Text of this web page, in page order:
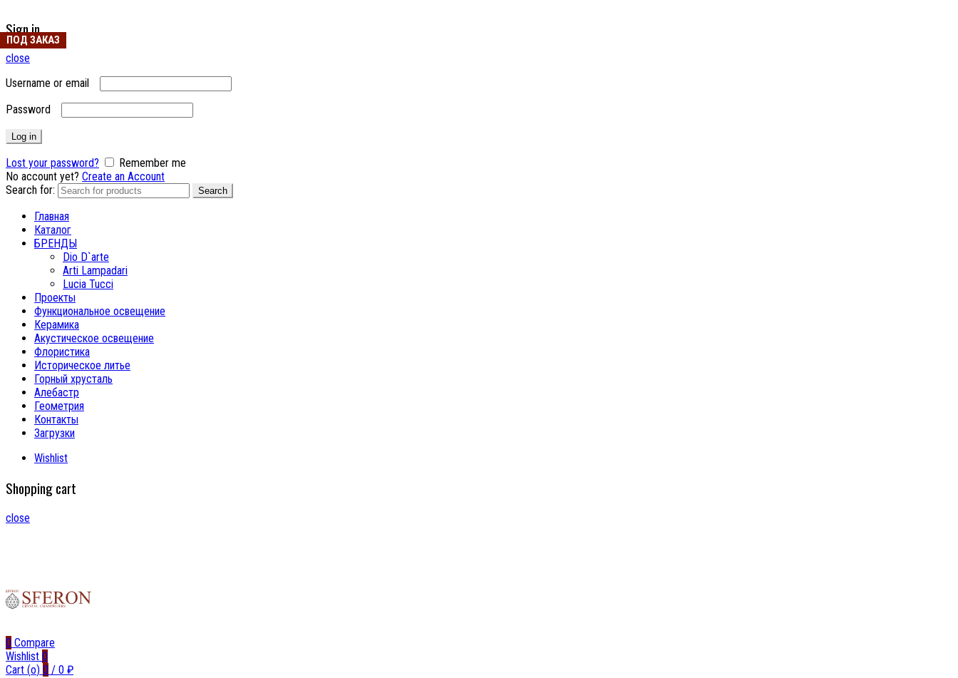
Sign in
close
Username or email
Password
Log in
Lost your password?
Remember me
No account yet? Create an Account
Search for:
Search
Главная
Каталог
БРЕНДЫ
Dio D`arte
Arti Lampadari
Lucia Tucci
Проекты
Функциональное освещение
Керамика
Акустическое освещение
Флористика
Историческое литье
Горный хрусталь
Алебастр
Геометрия
Контакты
Загрузки
Wishlist
Shopping cart
close
0 Compare
Wishlist 0
Cart (o) 0 / 0 ₽
ПОД ЗАКАЗ